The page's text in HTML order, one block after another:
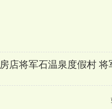
店将军石温泉度假村 将